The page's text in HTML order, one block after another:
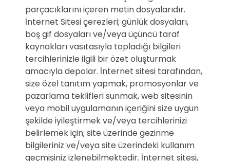
parçacıklarını içeren metin dosyalarıdır.
İnternet Sitesi çerezleri; günlük dosyaları,
boş gif dosyaları ve/veya üçüncü taraf
kaynakları vasıtasıyla topladığı bilgileri
tercihlerinizle ilgili bir özet oluşturmak
amacıyla depolar. İnternet sitesi tarafından,
size özel tanıtım yapmak, promosyonlar ve
pazarlama teklifleri sunmak, web sitesinin
veya mobil uygulamanın içeriğini size uygun
şekilde iyileştirmek ve/veya tercihlerinizi
belirlemek için; site üzerinde gezinme
bilgileriniz ve/veya site üzerindeki kullanım
geçmişiniz izlenebilmektedir. İnternet sitesi,